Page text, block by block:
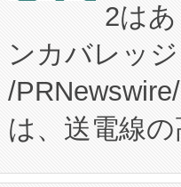
のアクセス
Fully-
プログラム
に関する技
構造化トレ
ードする
ーエネルギ
た。 Voltaiq
定、統合、
安全性を追
2は
ンカバレッ
/
は、送電線
や穀物倉庫